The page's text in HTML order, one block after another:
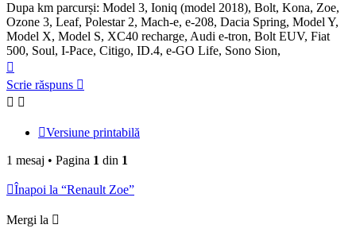
Dupa km parcurși: Model 3, Ioniq (model 2018), Bolt, Kona, Zoe,
Ozone 3, Leaf, Polestar 2, Mach-e, e-208, Dacia Spring, Model Y,
Model X, Model S, XC40 recharge, Audi e-tron, Bolt EUV, Fiat
500, Soul, I-Pace, Citigo, ID.4, e-GO Life, Sono Sion,
Scrie răspuns
Versiune printabilă
1 mesaj • Pagina 1 din 1
Înapoi la “Renault Zoe”
Mergi la